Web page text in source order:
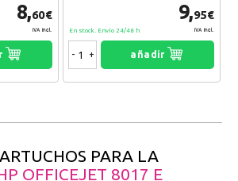
8,60€
IVA Incl.
9,95€
IVA Incl.
En stock. Envío 24/48 h
- + añadir
PARA LA
OFFICEJET 8017 E